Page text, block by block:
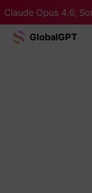
Claude Opus 4.6,
GlobalGPT